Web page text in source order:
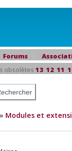
Forums
obsolètes 13 12 11
» Modules et